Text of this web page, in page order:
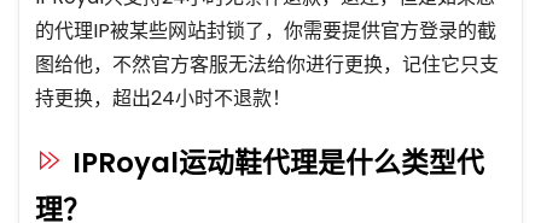
的代理IP被某些网站封锁了，你需要提供官方登录的截
图给他，不然官方客服无法给你进行更换，记住它只支
持更换，超出24小时不退款！
IPRoyal运动鞋代理是什么类型代
理？